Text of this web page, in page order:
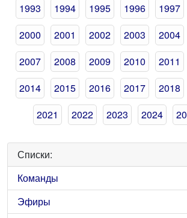
1993
1994 1995 1996 1997
2000
2001 2002 2003 2004
2007
2008 2009 2010 2011
2014
2015 2016 2017 2018
2021
2022 2023 2024
Списки:
Команды
Эфиры